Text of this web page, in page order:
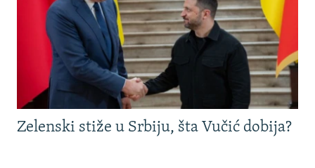
Zelenski stiže u Srbiju, šta Vučić dobija?